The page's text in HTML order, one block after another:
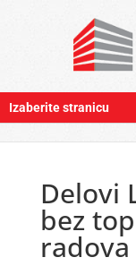
Izaberite stranicu
Delovi
bez
radova